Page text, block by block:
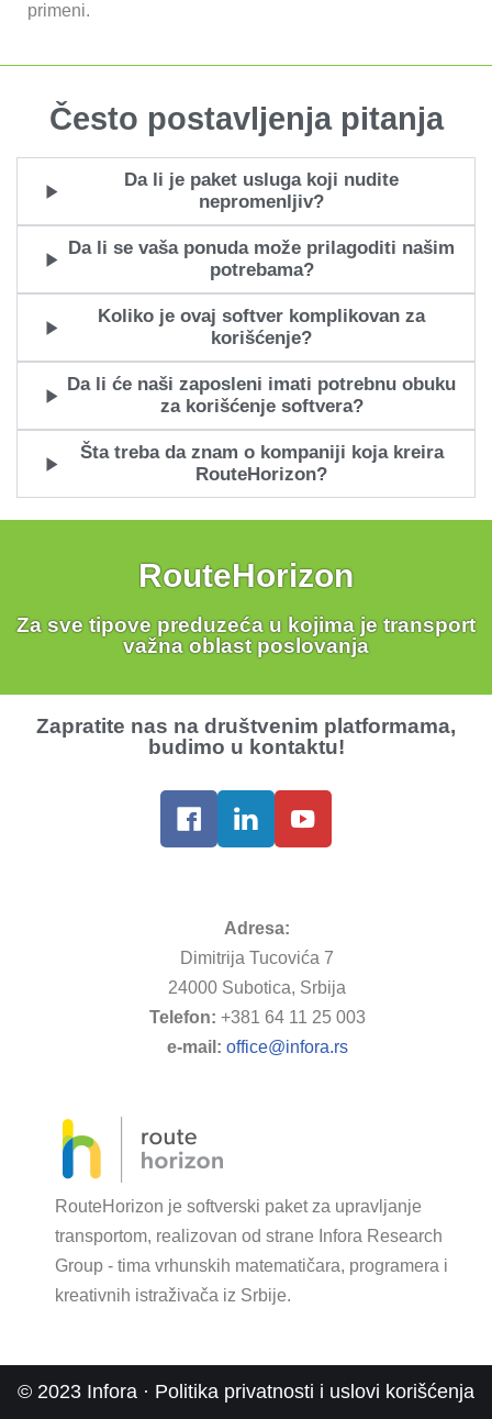
primeni.
Često postavljenja pitanja
Da li je paket usluga koji nudite
nepromenljiv?
Da li se vaša ponuda može prilagoditi našim
potrebama?
Koliko je ovaj softver komplikovan za
korišćenje?
Da li će naši zaposleni imati potrebnu obuku
za korišćenje softvera?
Šta treba da znam o kompaniji koja kreira
RouteHorizon?
RouteHorizon
Za sve tipove preduzeća u kojima je transport
važna oblast poslovanja
Zapratite nas na društvenim platformama,
budimo u kontaktu!
Adresa:
Dimitrija Tucovića 7
24000 Subotica, Srbija
Telefon: +381 64 11 25 003
e-mail: office@infora.rs
RouteHorizon je softverski paket za upravljanje
transportom, realizovan od strane Infora Research
Group - tima vrhunskih matematičara, programera i
kreativnih istraživača iz Srbije.
© 2023 Infora · Politika privatnosti i uslovi korišćenja